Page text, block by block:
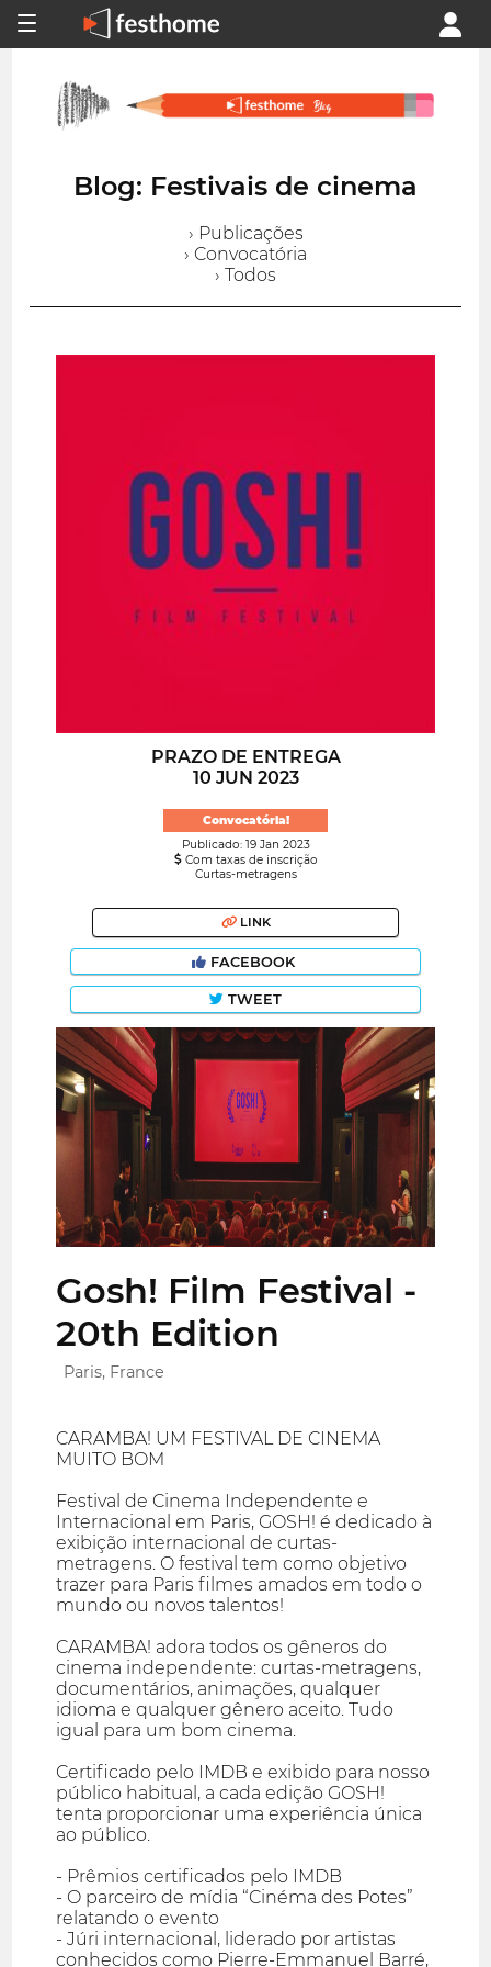
Blog: Festivais de cinema
› Publicações
› Convocatória
› Todos
PRAZO DE ENTREGA
10 JUN 2023
Convocatória!
Publicado: 19 Jan 2023
Com taxas de inscrição
Curtas-metragens
LINK
FACEBOOK
TWEET
Gosh! Film Festival -
20th Edition
Paris, France
CARAMBA! UM FESTIVAL DE CINEMA
MUITO BOM
Festival de Cinema Independente e
Internacional em Paris, GOSH! é dedicado à
exibição internacional de curtas-
metragens. O festival tem como objetivo
trazer para Paris filmes amados em todo o
mundo ou novos talentos!
CARAMBA! adora todos os gêneros do
cinema independente: curtas-metragens,
documentários, animações, qualquer
idioma e qualquer gênero aceito. Tudo
igual para um bom cinema.
Certificado pelo IMDB e exibido para nosso
público habitual, a cada edição GOSH!
tenta proporcionar uma experiência única
ao público.
- Prêmios certificados pelo IMDB
- O parceiro de mídia “Cinéma des Potes”
relatando o evento
- Júri internacional, liderado por artistas
conhecidos como Pierre-Emmanuel Barré,